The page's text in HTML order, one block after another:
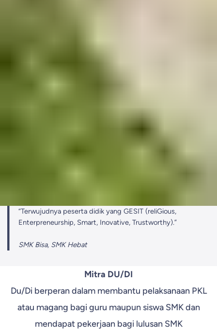
“Terwujudnya peserta didik yang GESIT (reliGious,
Enterpreneurship, Smart, Inovative, Trustworthy).”
SMK Bisa, SMK Hebat
Mitra DU/DI
Du/Di berperan dalam membantu pelaksanaan PKL
atau magang bagi guru maupun siswa SMK dan
mendapat pekerjaan bagi lulusan SMK